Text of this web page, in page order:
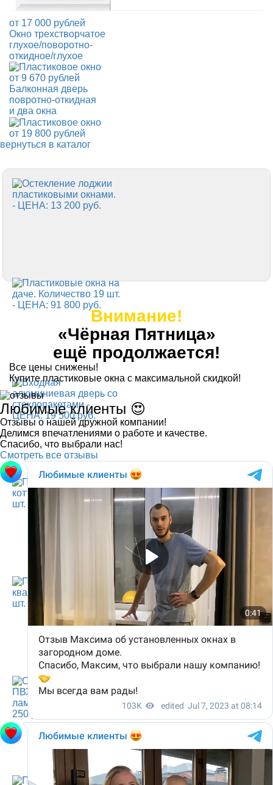
от 17 000 рублей
Окно трехстворчатое
глухое/поворотно-
откидное/глухое
от 9 670 рублей
Балконная дверь
повротно-откидная
и два окна
от 19 800 рублей
вернуться в каталог
Внимание!
«Чёрная Пятница»
ещё продолжается!
Все цены снижены!
Купите пластиковые окна с максимальной скидкой!
Любимые клиенты 😍
Отзывы о нашей дружной компании!
Делимся впечатлениями о работе и качестве.
Спасибо, что выбрали нас!
Смотреть все отзывы